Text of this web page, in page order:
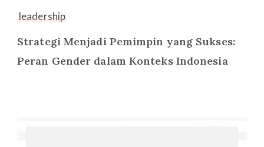
leadership
Strategi Menjadi Pemimpin yang Sukses:
Peran Gender dalam Konteks Indonesia